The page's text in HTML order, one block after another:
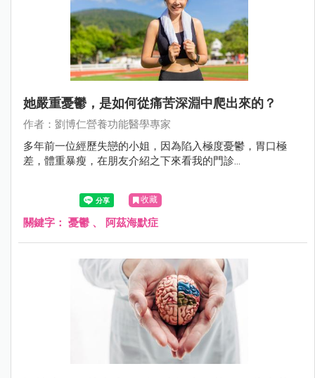
她嚴重憂鬱，是如何從痛苦深淵中爬出來的？
作者：劉博仁營養功能醫學專家
多年前一位經歷失戀的小姐，因為陷入極度憂鬱，胃口極
差，體重暴瘦，在朋友介紹之下來看我的門診...
收藏
關鍵字： 憂鬱 、 阿茲海默症